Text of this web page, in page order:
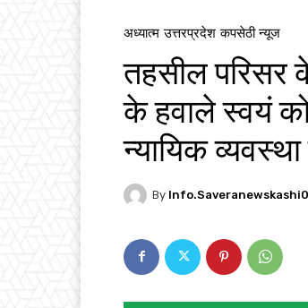
अध्यात्म उत्तरप्रदेश कपसेठी न्यूज
तहसील परिसर
के हवाले स्वयं
न्यायिक
By